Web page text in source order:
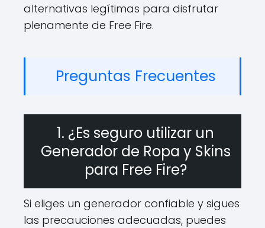
alternativas legítimas para disfrutar
plenamente de Free Fire.
Preguntas Frecuentes
1. ¿Es seguro utilizar un
Generador de Ropa y Skins
para Free Fire?
Si eliges un generador confiable y sigues
las precauciones adecuadas, puedes